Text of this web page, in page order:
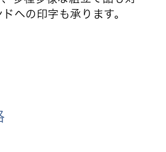
ヘの印字も承ります。